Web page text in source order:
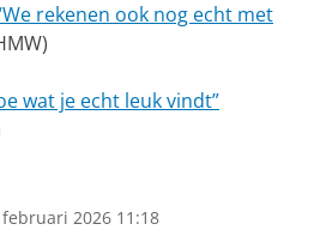
rekenen ook nog echt met
wat je echt leuk vindt”
2026 11:18